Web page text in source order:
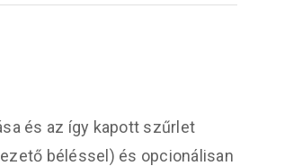
és az így kapott szűrlet
béléssel) és opcionálisan